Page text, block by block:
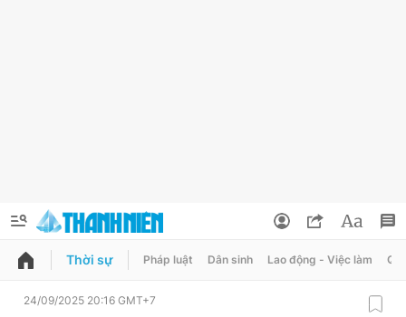
QUẢNG CÁO
Thời sự Pháp luật Dân sinh Lao động - Việc làm
24/09/2025 20:16 GMT+7